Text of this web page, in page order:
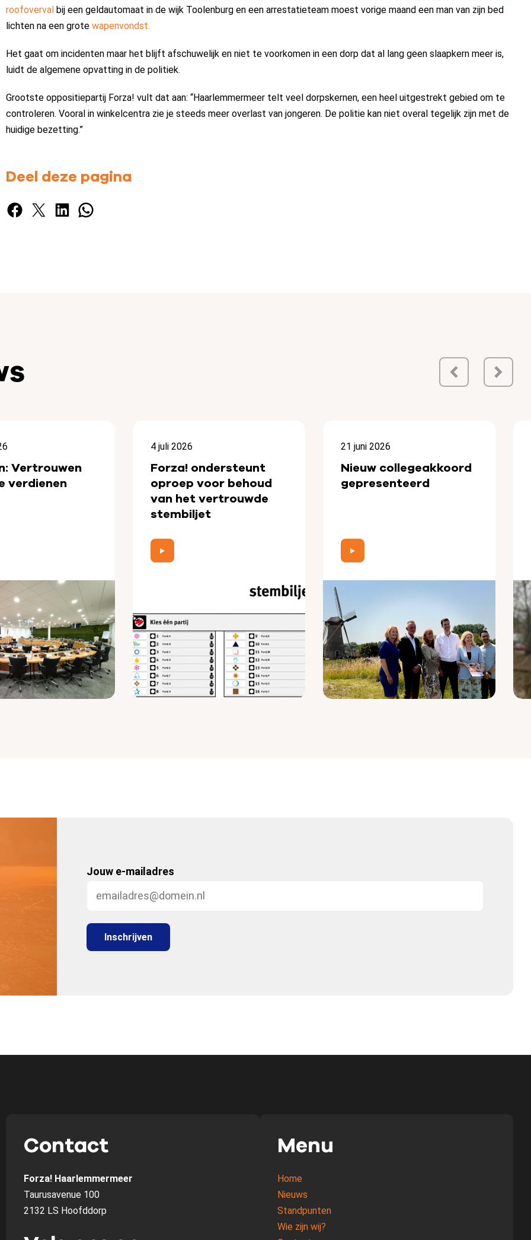
roofovervalbij een geldautomaat in de wijk Toolenburg en een arrestatieteam moest vorige maand een man van zijn bed
lichten na een grote wapenvondst.
Het gaat om incidenten maar het blijft afschuwelijk en niet te voorkomen in een dorp dat al lang geen slaapkern meer is,
luidt de algemene opvatting in de politiek.
Grootste oppositiepartij Forza! vult dat aan: “Haarlemmermeer telt veel dorpskernen, een heel uitgestrekt gebied om te
controleren. Vooral in winkelcentra zie je steeds meer overlast van jongeren. De politie kan niet overal tegelijk zijn met de
huidige bezetting.”
Deel deze pagina
Facebook X LinkedIn WhatsApp
Vertrouwen
verdienen
4 juli 2026
Forza! ondersteunt
oproep voor behoud
van het vertrouwde
stembiljet
21 juni 2026
Nieuw collegeakkoord
gepresenteerd
Jouw e-mailadres
Contact
Forza! Haarlemmermeer
Taurusavenue 100
2132 LS Hoofddorp
Menu
Home
Nieuws
Standpunten
Wie zijn wij?